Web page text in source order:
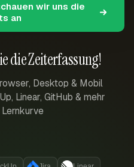
die Zeiterfassung!
Desktop & Mobil
Linear, GitHub & mehr
wir uns die
an